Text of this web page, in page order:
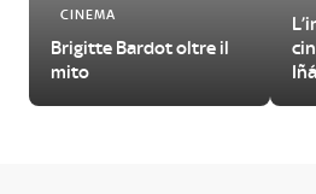
CINEMA
Brigitte Bardot oltre il
mito